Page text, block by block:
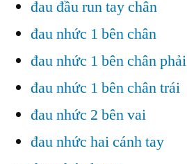
đau đầu run tay chân
đau nhức 1 bên chân
đau nhức 1 bên chân phải
đau nhức 1 bên chân trái
đau nhức 2 bên vai
đau nhức hai cánh tay